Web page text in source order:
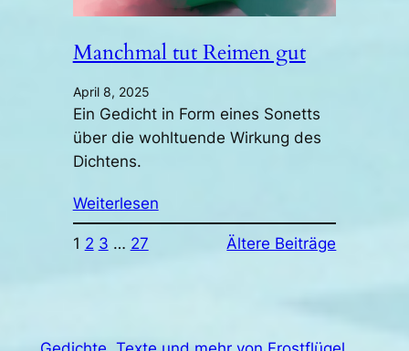
Manchmal tut Reimen gut
April 8, 2025
Ein Gedicht in Form eines Sonetts
über die wohltuende Wirkung des
Dichtens.
Weiterlesen
1 2 3 … 27 Ältere Beiträge